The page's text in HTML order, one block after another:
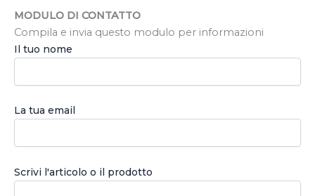
MODULO DI CONTATTO
Compila e invia questo modulo per informazioni
Il tuo nome
La tua email
Scrivi l'articolo o il prodotto